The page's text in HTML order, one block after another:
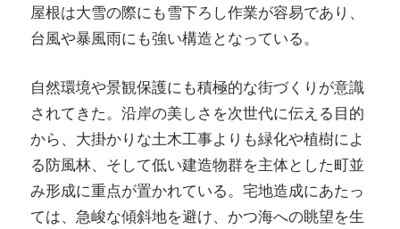
屋根は大雪の際にも雪下ろし作業が容易であり、
台風や暴風雨にも強い構造となっている。
自然環境や景観保護にも積極的な街づくりが意識
されてきた。沿岸の美しさを次世代に伝える目的
から、大掛かりな土木工事よりも緑化や植樹によ
る防風林、そして低い建造物群を主体とした町並
み形成に重点が置かれている。宅地造成にあたっ
ては、急峻な傾斜地を避け、かつ海への眺望を生